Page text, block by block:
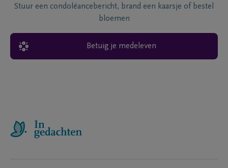
Stuur een condoléancebericht, brand een kaarsje of bestel
bloemen
Betuig je medeleven